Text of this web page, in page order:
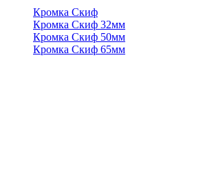
Кромка Скиф
Кромка Скиф 32мм
Кромка Скиф 50мм
Кромка Скиф 65мм